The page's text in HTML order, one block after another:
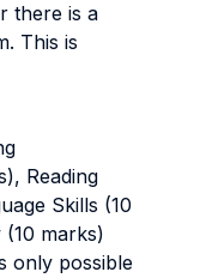
there is a
This is
Reading
Skills (10
(10 marks)
only possible